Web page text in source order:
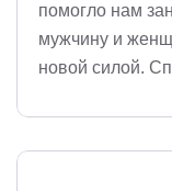
помогло нам
мужчину и
новой силой.